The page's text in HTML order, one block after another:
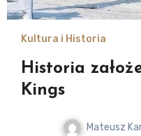
Kultura i Historia
Historia
Kings
Mateusz